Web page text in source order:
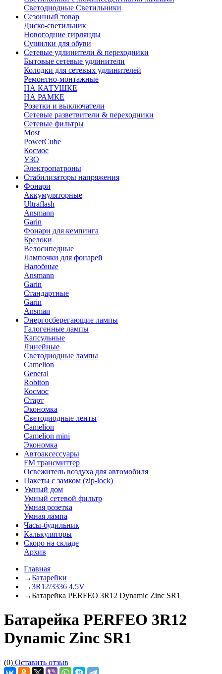
Светодиодные Светильники
Сезонный товар
Диско-светильник
Новогодние гирлянды
Сушилки для обуви
Сетевые удлинители & переходники
Бытовые сетевые удлинители
Колодки для сетевых удлинителей
Ремонтно-монтажные
НА КАТУШКЕ
НА РАМКЕ
Розетки и выключатели
Сетевые разветвители & переходники
Сетевые фильтры
Most
PowerCube
Космос
УЗО
Электропатроны
Стабилизаторы напряжения
Фонари
Аккумуляторные
Ultraflash
Ansmann
Garin
Фонари для кемпинга
Брелоки
Велосипедные
Лампочки для фонарей
Налобные
Ansmann
Garin
Стандартные
Garin
Ansman
Энергосберегающие лампы
Галогенные лампы
Капсульные
Линейные
Светодиодные лампы
Camelion
General
Robiton
Космос
Старт
Экономка
Светодиодные ленты
Camelion
Camelion mini
Экономка
Автоаксессуары
FM трансмиттер
Освежитель воздуха для автомобиля
Пакеты с замком (zip-lock)
Умный дом
Умный сетевой фильтр
Умная розетка
Умная лампа
Часы-будильник
Калькуляторы
Скоро на складе
Архив
Главная
→Батарейки
→3R12/3336 4,5V
→Батарейка PERFEO 3R12 Dynamic Zinc SR1
Батарейка PERFEO 3R12
Dynamic Zinc SR1
(0) Оставить отзыв